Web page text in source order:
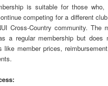
is suitable for those who,
competing for a different
Cross-Country community. The
a regular membership but does
like member prices,